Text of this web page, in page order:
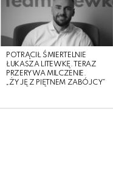
STORIES
POTRĄCIŁ ŚMIERTELNIE
ŁUKASZA LITEWKĘ. TERAZ
PRZERYWA MILCZENIE.
„ŻYJĘ Z PIĘTNEM ZABÓJCY”